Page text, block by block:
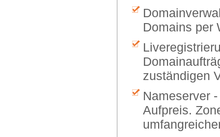
Domains per
zuständigen
Nameserver
Aufpreis.